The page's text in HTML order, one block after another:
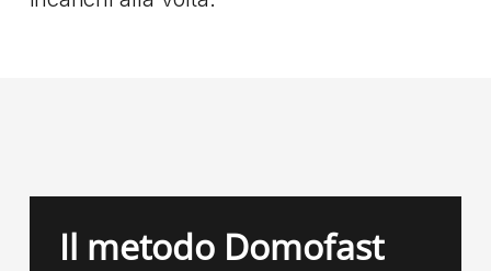
Il metodo Domofast